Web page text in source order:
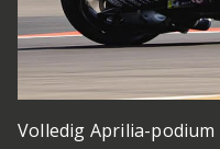
Volledig Aprilia-podium